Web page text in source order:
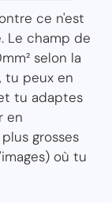
ce n'est
Le champ de
selon la
tu peux en
tu adaptes
en
grosses
où tu